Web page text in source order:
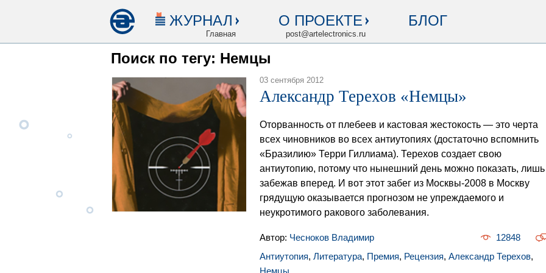
ЖУРНАЛ
Главная
О ПРОЕКТЕ
post@artelectronics.ru
БЛОГ
Поиск по тегу: Немцы
03 сентября 2012
Александр Терехов «Немцы»
Оторванность от плебеев и кастовая жестокость — это черта
всех чиновников во всех антиутопиях (достаточно вспомнить
«Бразилию» Терри Гиллиама). Терехов создает свою
антиутопию, потому что нынешний день можно показать, лишь
забежав вперед. И вот этот забег из Москвы-2008 в Москву
грядущую оказывается прогнозом не упреждаемого и
неукротимого ракового заболевания.
Автор: Чесноков Владимир
12848
Антиутопия, Литература, Премия, Рецензия, Александр Терехов,
Немцы